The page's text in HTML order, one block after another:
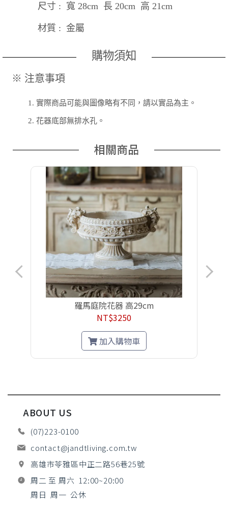
尺寸 : 寬 28cm 長 20cm 高 21cm
材質 : 金屬
購物須知
※ 注意事項
1. 實際商品可能與圖像略有不同，請以實品為主。
2. 花器底部無排水孔。
相關商品
羅馬庭院花器 高29cm
NT$3250
加入購物車
ABOUT US
(07)223-0100
contact@jandtliving.com.tw
高雄市苓雅區中正二路56巷25號
周二 至 周六 12:00~20:00
周日 周一 公休